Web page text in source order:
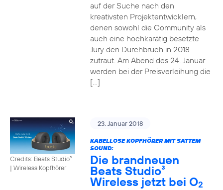
auf der Suche nach den
kreativsten Projektentwicklern,
denen sowohl die Community als
auch eine hochkarätig besetzte
Jury den Durchbruch in 2018
zutraut. Am Abend des 24. Januar
werden bei der Preisverleihung die
[…]
Credits: Beats Studio³
| Wireless Kopfhörer
23. Januar 2018
KABELLOSE KOPFHÖRER MIT SATTEM
SOUND:
Die brandneuen
Beats Studio³
Wireless jetzt bei O2